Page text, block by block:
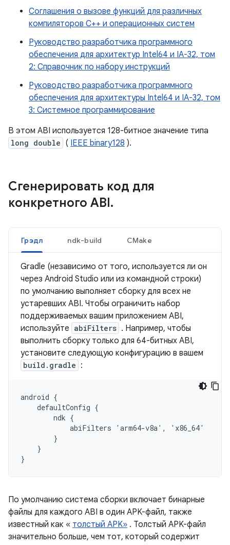
Соглашения о вызове функций для различных
компиляторов C++ и операционных систем
Руководство разработчика программного
обеспечения для архитектур Intel64 и IA-32, том
2: Справочник по набору инструкций
Руководство разработчика программного
обеспечения для архитектуры Intel64 и IA-32, том
3: Системное программирование
В этом ABI используется 128-битное значение типа
long double ( IEEE binary128 ).
Сгенерировать код для
конкретного ABI.
Грэдл ndk-build CMake
Gradle (независимо от того, используется ли он
через Android Studio или из командной строки)
по умолчанию выполняет сборку для всех не
устаревших ABI. Чтобы ограничить набор
поддерживаемых вашим приложением ABI,
используйте abiFilters . Например, чтобы
выполнить сборку только для 64-битных ABI,
установите следующую конфигурацию в вашем
build.gradle :
android {
    defaultConfig {
        ndk {
            abiFilters 'arm64-v8a', 'x86_64'
        }
    }
По умолчанию система сборки включает бинарные
файлы для каждого ABI в один APK-файл, также
известный как « толстый APK» . Толстый APK-файл
значительно больше, чем тот, который содержит